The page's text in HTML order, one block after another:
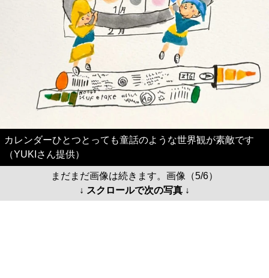
カレンダーひとつとっても童話のような世界観が素敵です
（YUKIさん提供）
まだまだ画像は続きます。画像（5/6）
↓ スクロールで次の写真 ↓